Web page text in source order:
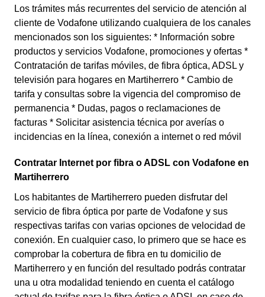
Los trámites más recurrentes del servicio de atención al
cliente de Vodafone utilizando cualquiera de los canales
mencionados son los siguientes: * Información sobre
productos y servicios Vodafone, promociones y ofertas *
Contratación de tarifas móviles, de fibra óptica, ADSL y
televisión para hogares en Martiherrero * Cambio de
tarifa y consultas sobre la vigencia del compromiso de
permanencia * Dudas, pagos o reclamaciones de
facturas * Solicitar asistencia técnica por averías o
incidencias en la línea, conexión a internet o red móvil
Contratar Internet por fibra o ADSL con Vodafone en
Martiherrero
Los habitantes de Martiherrero pueden disfrutar del
servicio de fibra óptica por parte de Vodafone y sus
respectivas tarifas con varias opciones de velocidad de
conexión. En cualquier caso, lo primero que se hace es
comprobar la cobertura de fibra en tu domicilio de
Martiherrero y en función del resultado podrás contratar
una u otra modalidad teniendo en cuenta el catálogo